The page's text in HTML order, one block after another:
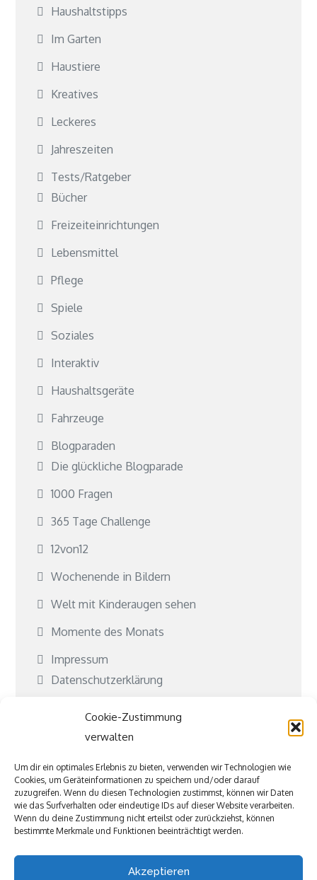
Cookie-Zustimmung
verwalten
Um dir ein optimales Erlebnis zu bieten, verwenden wir Technologien wie
Cookies, um Geräteinformationen zu speichern und/oder darauf
zuzugreifen. Wenn du diesen Technologien zustimmst, können wir Daten
wie das Surfverhalten oder eindeutige IDs auf dieser Website verarbeiten.
Wenn du deine Zustimmung nicht erteilst oder zurückziehst, können
bestimmte Merkmale und Funktionen beeinträchtigt werden.
Akzeptieren
Haushaltstipps
Im Garten
Haustiere
Kreatives
Leckeres
Jahreszeiten
Tests/Ratgeber
Bücher
Freizeiteinrichtungen
Lebensmittel
Pflege
Spiele
Soziales
Interaktiv
Haushaltsgeräte
Fahrzeuge
Blogparaden
Die glückliche Blogparade
1000 Fragen
365 Tage Challenge
12von12
Wochenende in Bildern
Welt mit Kinderaugen sehen
Momente des Monats
Impressum
Datenschutzerklärung
Kontakt
Kooperationen
Was ist Jubeki?
Befreundete und tolle Seiten